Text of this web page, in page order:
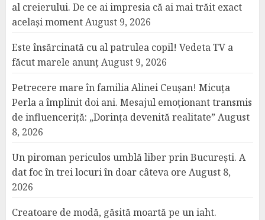
al creierului. De ce ai impresia că ai mai trăit exact
același momentAugust 9, 2026
Este însărcinată cu al patrulea copil! Vedeta TV a
făcut marele anunțAugust 9, 2026
Petrecere mare în familia Alinei Ceușan! Micuța
Perla a împlinit doi ani. Mesajul emoționant transmis
de influenceriță: „Dorința devenită realitate” August
8, 2026
Un piroman periculos umblă liber prin București. A
dat foc în trei locuri în doar câteva ore August 8,
2026
Creatoare de modă, găsită moartă pe un iaht.